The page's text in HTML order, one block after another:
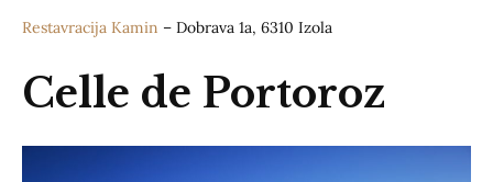
Restavracija Kamin – Dobrava 1a, 6310 Izola
Celle de Portoroz